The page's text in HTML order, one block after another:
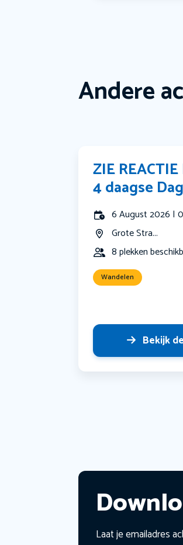
Andere
ZIE
4 daagse
6 August 2026 |
Grote Stra...
8 plekken
Wandelen
Bekijk
Laat je emailadres